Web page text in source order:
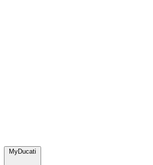
MyDucati